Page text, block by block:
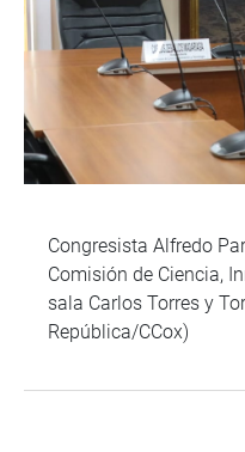
Congresista Alfredo
Comisión de Ciencia,
sala Carlos Torres y
República/CCox)